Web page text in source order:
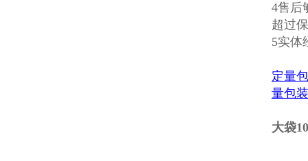
4售后
超过
5实体
定量
量包
大袋